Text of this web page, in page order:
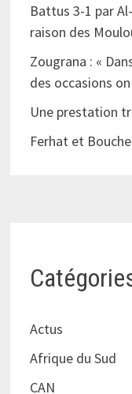
Battus 3-1 par
raison des
Zougrana : «
des occasions
Une prestation
Ferhat et
Actus
Afrique du Sud
CAN